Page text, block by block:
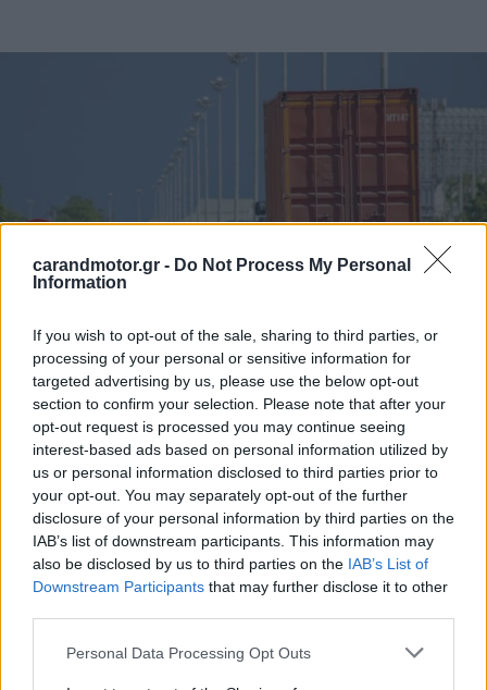
carandmotor.gr - Do Not Process My Personal
Information
If you wish to opt-out of the sale, sharing to third parties, or
processing of your personal or sensitive information for
targeted advertising by us, please use the below opt-out
section to confirm your selection. Please note that after your
opt-out request is processed you may continue seeing
interest-based ads based on personal information utilized by
us or personal information disclosed to third parties prior to
your opt-out. You may separately opt-out of the further
disclosure of your personal information by third parties on the
IAB’s list of downstream participants. This information may
also be disclosed by us to third parties on the IAB’s List of
Downstream Participants that may further disclose it to other
Please note that this website/app uses one or more Google
Personal Data Processing Opt Outs
Η ΟΦΑΕ έχει επισημάνει επανειλημμένα ότι τα βαρέα
οχήματα φέρουν περιοριστή ταχύτητας από τον
κατασκευαστή στα90 χλμ./ώρα. Ως εκ τούτου, η
προτεινόμενη αύξηση του ανώτατου επιτρεπόμενου ορίου
από τα 80 στα 90 χλμ./ώρα δεν εισάγει ένα νέο,
υψηλότερο επίπεδο ταχύτητας για τα βαρέα οχήματα, αλλά
αναγνωρίζει το ήδη υφιστάμενο τεχνικό όριο λειτουργίας